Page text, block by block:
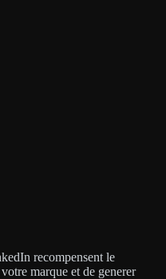
recompensent le
marque et de generer